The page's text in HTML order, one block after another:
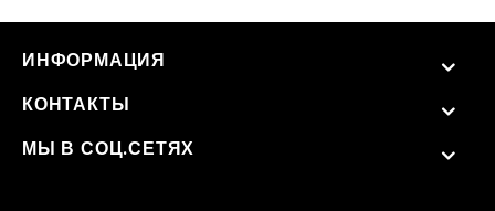
ИНФОРМАЦИЯ
КОНТАКТЫ
МЫ В СОЦ.СЕТЯХ